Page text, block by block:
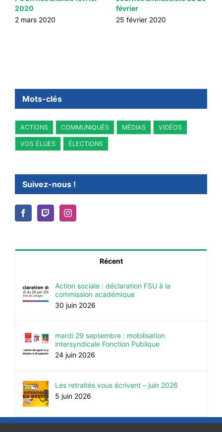
2020
2 mars 2020
février
25 février 2020
Mots-clés
ACTIONS COMMUNIQUÉS MÉDIAS VIDÉOS
VOS ÉLUES ÉLECTIONS
Suivez-nous !
Récent
Action sociale : déclaration FSU à la
commission académique
30 juin 2026
mardi 29 septembre : mobilisation
intersyndicale Fonction Publique
24 juin 2026
Les retraités vous écrivent – juin 2026
5 juin 2026